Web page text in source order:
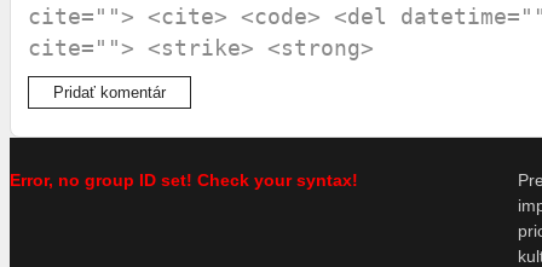
cite=""> <cite> <code> <del
cite=""> <strike> <strong>
Error, no group ID set! Check your syntax!